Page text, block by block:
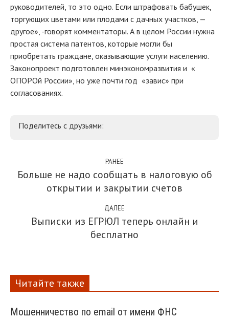
руководителей, то это одно. Если штрафовать бабушек,
торгующих цветами или плодами с дачных участков, —
другое», -говорят комментаторы. А в целом России нужна
простая система патентов, которые могли бы
приобретать граждане, оказывающие услуги населению.
Законопроект подготовлен минэкономразвития и «
ОПОРОй России», но уже почти год «завис» при
согласованиях.
Поделитесь с друзьями:
РАНЕЕ
Больше не надо сообщать в налоговую об
открытии и закрытии счетов
ДАЛЕЕ
Выписки из ЕГРЮЛ теперь онлайн и
бесплатно
Читайте также
Мошенничество по email от имени ФНС